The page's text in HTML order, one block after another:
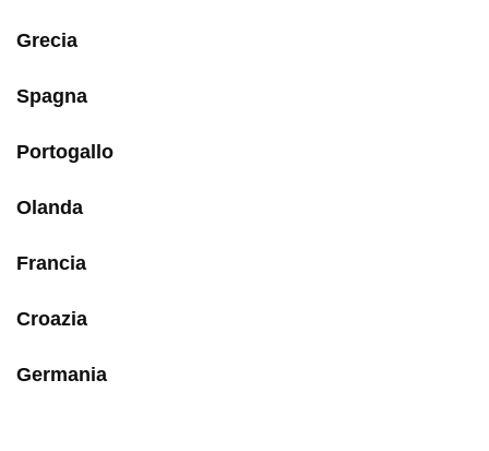
Grecia
Spagna
Portogallo
Olanda
Francia
Croazia
Germania